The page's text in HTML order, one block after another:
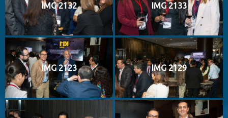
IMG 2132 IMG 2133
IMG 2123 IMG 2129